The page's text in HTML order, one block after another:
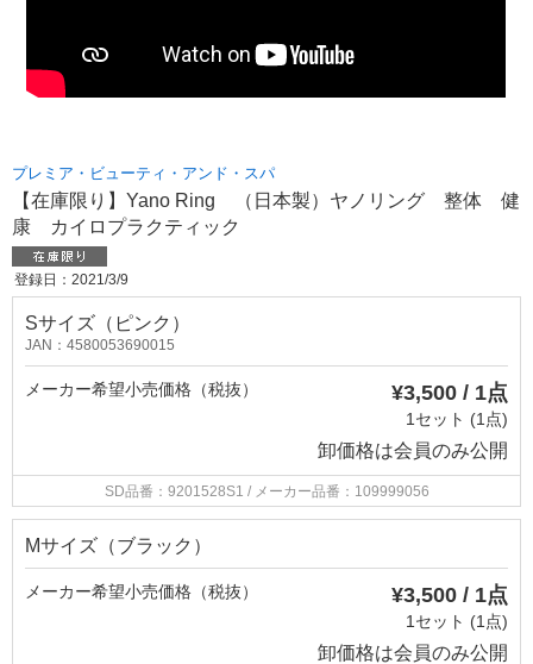
プレミア・ビューティ・アンド・スパ
【在庫限り】Yano Ring （日本製）ヤノリング 整体 健
康 カイロプラクティック
登録日：2021/3/9
Sサイズ（ピンク）
JAN：4580053690015
メーカー希望小売価格（税抜） ¥3,500 / 1点
1セット (1点)
卸価格は会員のみ公開
SD品番：9201528S1 / メーカー品番：109999056
Mサイズ（ブラック）
メーカー希望小売価格（税抜） ¥3,500 / 1点
1セット (1点)
卸価格は会員のみ公開